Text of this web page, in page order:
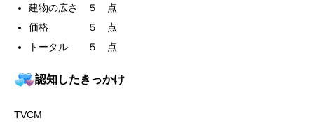
建物の広さ ５ 点
価格 ５ 点
トータル ５ 点
認知したきっかけ
TVCM